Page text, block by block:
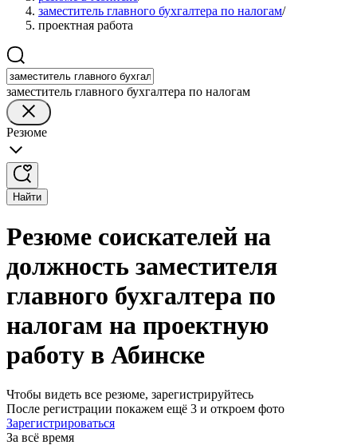
заместитель главного бухгалтера по налогам/
проектная работа
заместитель главного бухгалтера по налогам
Резюме
Найти
Резюме соискателей на
должность заместителя
главного бухгалтера по
налогам на проектную
работу в Абинске
Чтобы видеть все резюме, зарегистрируйтесь
После регистрации покажем ещё 3 и откроем фото
Зарегистрироваться
За всё время